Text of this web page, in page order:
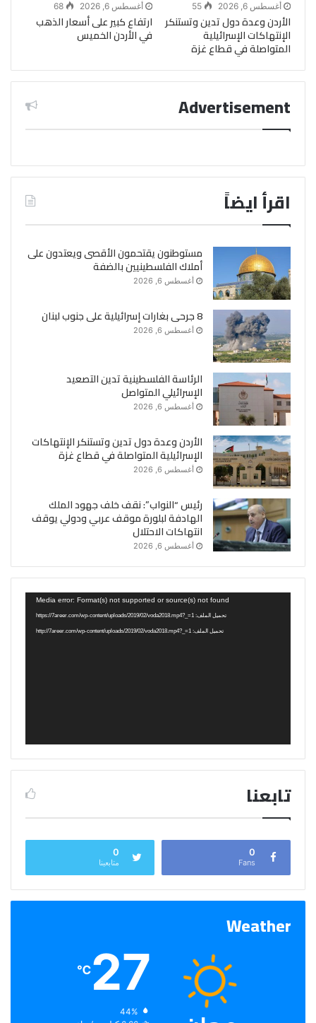
أغسطس 6, 2026 55
الأردن وعدة دول تدين وتستنكر
الإنتهاكات الإسرائيلية
المتواصلة في قطاع غزة
أغسطس 6, 2026 68
ارتفاع كبير على أسعار الذهب
في الأردن الخميس
Advertisement
اقرأ ايضاً
مستوطنون يقتحمون الأقصى ويعتدون على
أملاك الفلسطينيين بالضفة
أغسطس 6, 2026
8 جرحى بغارات إسرائيلية على جنوب لبنان
أغسطس 6, 2026
الرئاسة الفلسطينية تدين التصعيد
الإسرائيلي المتواصل
أغسطس 6, 2026
الأردن وعدة دول تدين وتستنكر الإنتهاكات
الإسرائيلية المتواصلة في قطاع غزة
أغسطس 6, 2026
رئيس “النواب”: نقف خلف جهود الملك
الهادفة لبلورة موقف عربي ودولي يوقف
انتهاكات الاحتلال
أغسطس 6, 2026
Media error: Format(s) not supported or source(s) not found
تحميل الملف: https://7areer.com/wp-content/uploads/2019/02/voda2018.mp4?_=1
تحميل الملف: http://7areer.com/wp-content/uploads/2019/02/voda2018.mp4?_=1
تابعنا
0
Fans
0
متابعينا
Weather
27
℃
الرطوبة: